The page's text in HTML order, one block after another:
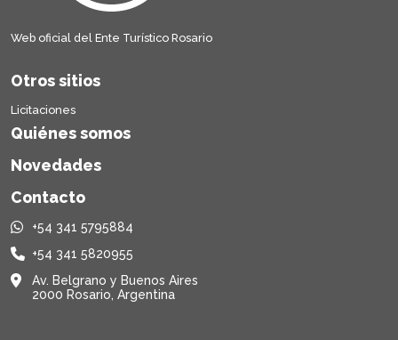
Web oficial del Ente Turístico Rosario
Otros sitios
Licitaciones
Quiénes somos
Novedades
Contacto
+54 341 5795884
+54 341 5820955
Av. Belgrano y Buenos Aires
2000 Rosario, Argentina